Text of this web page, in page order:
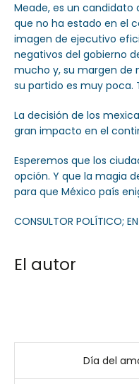
Meade, es un
que no ha estado en el
imagen de ejecutivo
negativos del gobierno
mucho y, su margen de
su partido es muy poca.
La decisión de los
gran impacto en el
Esperemos que los
opción. Y que la magia
para que México país
CONSULTOR POLÍTICO;
El autor
Día del